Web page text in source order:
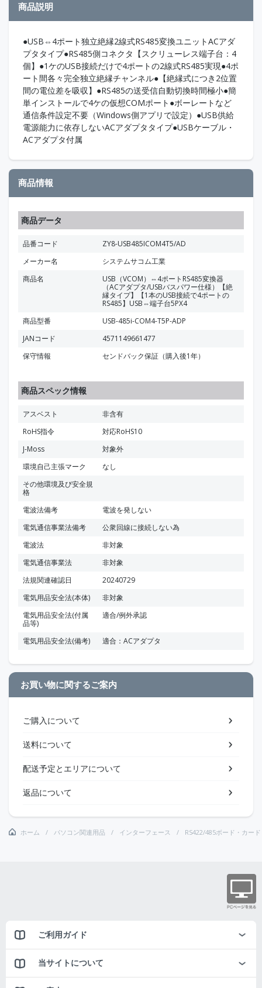
商品説明
●USB⇔4ポート独立絶縁2線式RS485変換ユニットACアダ
プタタイプ●RS485側コネクタ【スクリューレス端子台：4
個】●1ケのUSB接続だけで4ポートの2線式RS485実現●4ポ
ート間各々完全独立絶縁チャンネル●【絶縁式につき2位置
間の電位差を吸収】●RS485の送受信自動切換時間極小●簡
単インストールで4ケの仮想COMポート●ボーレートなど
通信条件設定不要（Windows側アプリで設定）●USB供給
電源能力に依存しないACアダプタタイプ●USBケーブル・
ACアダプタ付属
商品情報
商品データ
品番コード
ZY8-USB485ICOM4T5/AD
メーカー名
システムサコム工業
商品名
USB（VCOM）⇔4ポートRS485変換器
（ACアダプタ/USBバスパワー仕様）【絶
縁タイプ】【1本のUSB接続で4ポートの
RS485】USB⇔端子台5PX4
商品型番
USB-485i-COM4-T5P-ADP
JANコード
4571149661477
保守情報
センドバック保証（購入後1年）
商品スペック情報
アスベスト
非含有
RoHS指令
対応RoHS10
J-Moss
対象外
環境自己主張マーク
なし
その他環境及び安全規
格
電波法備考
電波を発しない
電気通信事業法備考
公衆回線に接続しない為
電波法
非対象
電気通信事業法
非対象
法規関連確認日
20240729
電気用品安全法(本体)
非対象
電気用品安全法(付属
品等)
適合/例外承認
電気用品安全法(備考) 適合：ACアダプタ
お買い物に関するご案内
ご購入について
送料について
配送予定とエリアについて
返品について
ホーム パソコン関連用品 インターフェース RS422/485ボード・カード
ご利用ガイド
当サイトについて